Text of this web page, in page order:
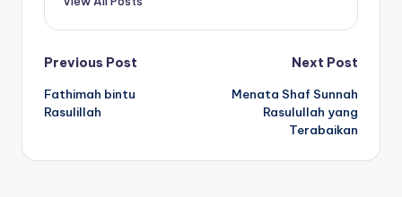
Post
navigation
Previous Post
Fathimah bintu
Rasulillah
Next Post
Menata Shaf Sunnah
Rasulullah yang
Terabaikan